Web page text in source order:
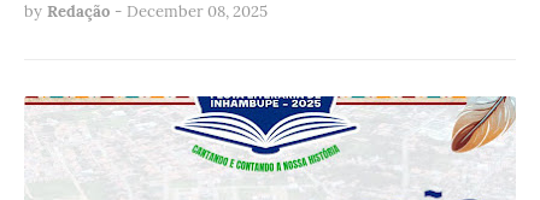
by Redação - December 08, 2025